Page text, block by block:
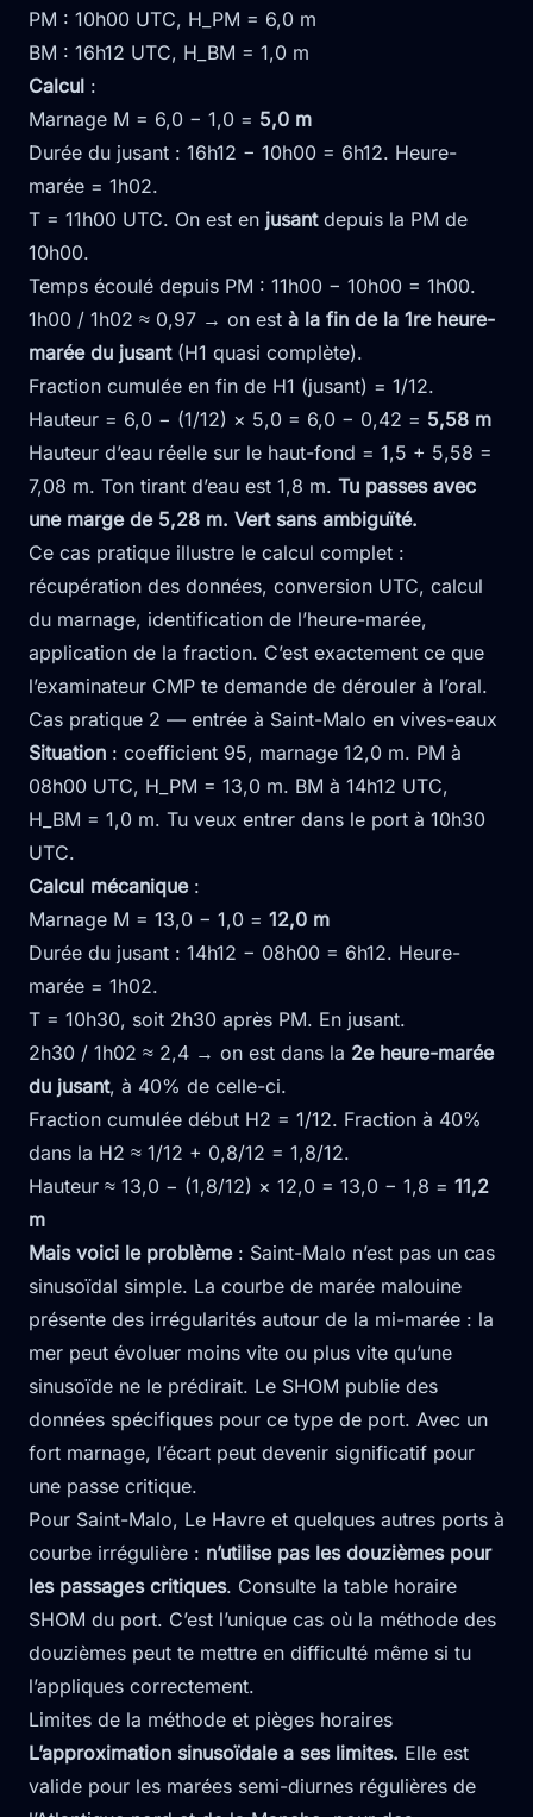
PM : 10h00 UTC, H_PM = 6,0 m
BM : 16h12 UTC, H_BM = 1,0 m
Calcul :
Marnage M = 6,0 − 1,0 = 5,0 m
Durée du jusant : 16h12 − 10h00 = 6h12. Heure-
marée = 1h02.
T = 11h00 UTC. On est en jusantdepuis la PM de
10h00.
Temps écoulé depuis PM : 11h00 − 10h00 = 1h00.
1h00 / 1h02 ≈ 0,97 → on est à la fin de la 1re heure-
marée du jusant(H1 quasi complète).
Fraction cumulée en fin de H1 (jusant) = 1/12.
Hauteur = 6,0 − (1/12) × 5,0 = 6,0 − 0,42 = 5,58 m
Hauteur d’eau réelle sur le haut-fond = 1,5 + 5,58 =
7,08 m. Ton tirant d’eau est 1,8 m. Tu passes avec
une marge de 5,28 m. Vert sans ambiguïté.
Ce cas pratique illustre le calcul complet :
récupération des données, conversion UTC, calcul
du marnage, identification de l’heure-marée,
application de la fraction. C’est exactement ce que
l’examinateur CMP te demande de dérouler à l’oral.
Cas pratique 2 — entrée à Saint-Malo en vives-eaux
Situation : coefficient 95, marnage 12,0 m. PM à
08h00 UTC, H_PM = 13,0 m. BM à 14h12 UTC,
H_BM = 1,0 m. Tu veux entrer dans le port à 10h30
UTC.
Calcul mécanique:
Marnage M = 13,0 − 1,0 = 12,0 m
Durée du jusant : 14h12 − 08h00 = 6h12. Heure-
marée = 1h02.
T = 10h30, soit 2h30 après PM. En jusant.
2h30 / 1h02 ≈ 2,4 → on est dans la 2e heure-marée
du jusant, à 40% de celle-ci.
Fraction cumulée début H2 = 1/12. Fraction à 40%
dans la H2 ≈ 1/12 + 0,8/12 = 1,8/12.
Hauteur ≈ 13,0 − (1,8/12) × 12,0 = 13,0 − 1,8 = 11,2
m
Mais voici le problème: Saint-Malo n’est pas un cas
sinusoïdal simple. La courbe de marée malouine
présente des irrégularités autour de la mi-marée : la
mer peut évoluer moins vite ou plus vite qu’une
sinusoïde ne le prédirait. Le SHOM publie des
données spécifiques pour ce type de port. Avec un
fort marnage, l’écart peut devenir significatif pour
une passe critique.
Pour Saint-Malo, Le Havre et quelques autres ports à
courbe irrégulière : n’utilise pas les douzièmes pour
les passages critiques. Consulte la table horaire
SHOM du port. C’est l’unique cas où la méthode des
douzièmes peut te mettre en difficulté même si tu
l’appliques correctement.
Limites de la méthode et pièges horaires
L’approximation sinusoïdale a ses limites. Elle est
valide pour les marées semi-diurnes régulières de